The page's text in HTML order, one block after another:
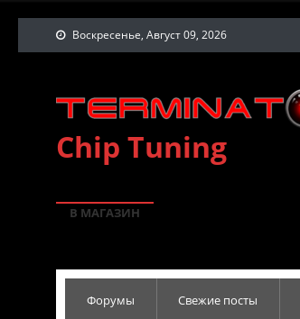
Воскресенье, Август 09, 2026
Chip Tuning
В МАГАЗИН
Форумы Свежие посты